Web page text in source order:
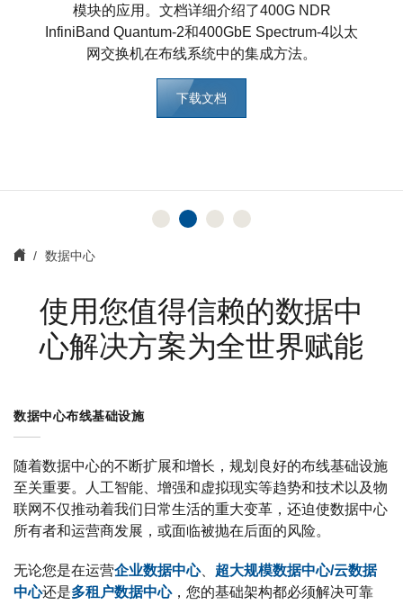
模块的应用。文档详细介绍了400G NDR
InfiniBand Quantum-2和400GbE Spectrum-4以太
网交换机在布线系统中的集成方法。
下载文档
了解更多
数据中心
使用您值得信赖的数据中
心解决方案为全世界赋能
数据中心布线基础设施
随着数据中心的不断扩展和增长，规划良好的布线基础设施
至关重要。人工智能、增强和虚拟现实等趋势和技术以及物
联网不仅推动着我们日常生活的重大变革，还迫使数据中心
所有者和运营商发展，或面临被抛在后面的风险。
无论您是在运营企业数据中心、 超大规模数据中心/云数据
中心还是多租户数据中心，您的基础架构都必须解决可靠